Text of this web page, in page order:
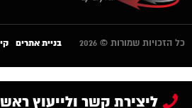
בניית אתרים כל הזכויות שמורות © 2026
ליצירת קשר ולייעוץ